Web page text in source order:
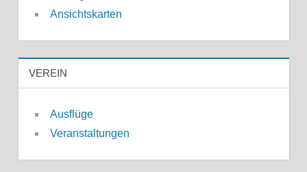
Ansichtskarten
VEREIN
Ausflüge
Veranstaltungen